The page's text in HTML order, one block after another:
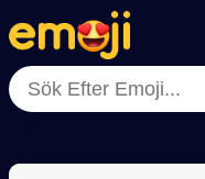
Menu
Close
Menu
Close